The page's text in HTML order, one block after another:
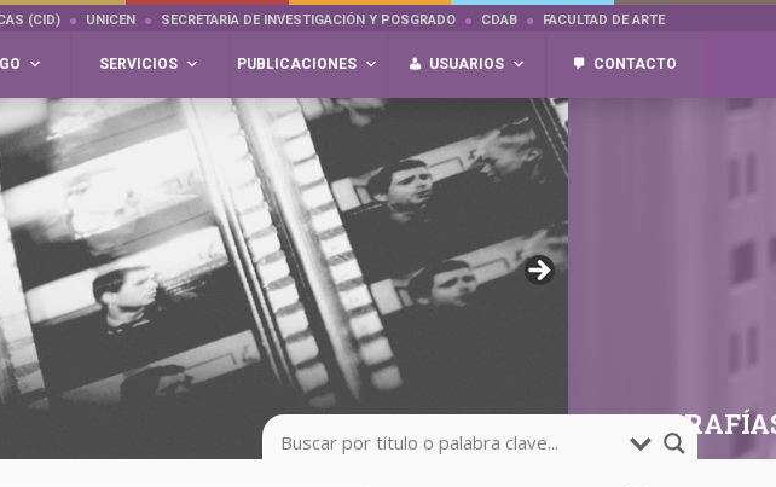
(CID) UNICEN SECRETARÍA DE INVESTIGACIÓN Y POSGRADO CDAB FACULTAD DE ARTE
SERVICIOS PUBLICACIONES USUARIOS CONTACTO